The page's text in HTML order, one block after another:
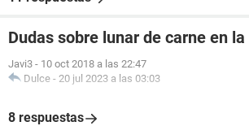
Dudas sobre lunar de carne en la
Javi3 - 10 oct 2018 a las 22:47
Dulce - 20 jul 2023 a las 03:03
8 respuestas